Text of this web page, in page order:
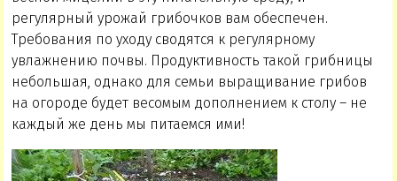
регулярный урожай грибочков вам обеспечен.
Требования по уходу сводятся к регулярному
увлажнению почвы. Продуктивность такой грибницы
небольшая, однако для семьи выращивание грибов
на огороде будет весомым дополнением к столу – не
каждый же день мы питаемся ими!